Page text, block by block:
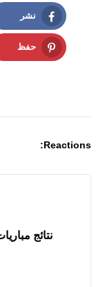
نشر
Facebook
حفظ
Reactions:
نتائج